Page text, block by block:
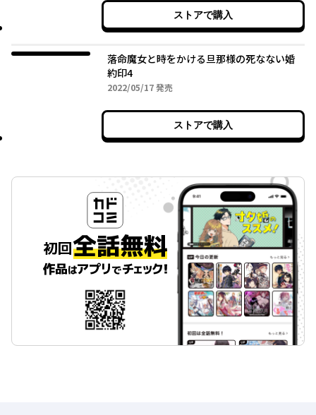
ストアで購入
落命魔女と時をかける旦那様の死なない婚
約印4
2022/05/172022年05月17日
発売
ストアで購入